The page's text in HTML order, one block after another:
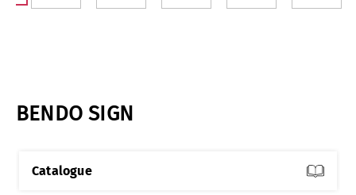
BENDO SIGN
Catalogue